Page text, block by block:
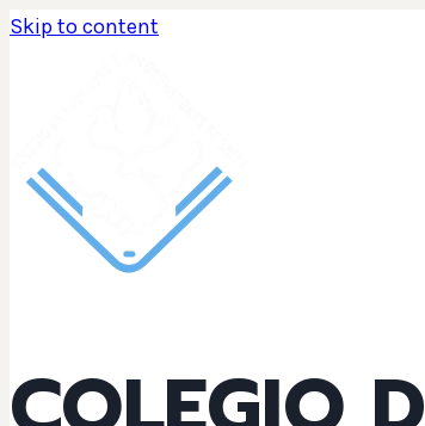
Skip to content